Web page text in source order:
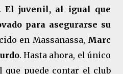
El juvenil, al igual que
para asegurarse su
en Massanassa, Marc
. Hasta ahora, el único
que puede contar el club